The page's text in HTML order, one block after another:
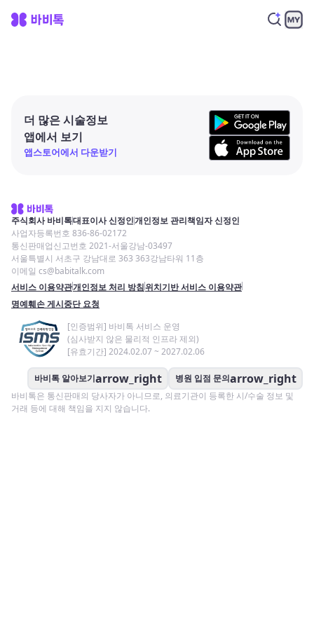
더 많은 시술정보
앱에서 보기
앱스토어에서 다운받기
주식회사 바비톡대표이사 신정인개인정보 관리책임자 신정인
사업자등록번호 836-86-02172
통신판매업신고번호 2021-서울강남-03497
서울특별시 서초구 강남대로 363 363강남타워 11층
이메일 cs@babitalk.com
서비스 이용약관개인정보 처리 방침위치기반 서비스 이용약관
명예훼손 게시중단 요청
[인증범위] 바비톡 서비스 운영
(심사받지 않은 물리적 인프라 제외)
[유효기간] 2024.02.07 ~ 2027.02.06
바비톡 알아보기arrow_right 병원 입점 문의arrow_right
바비톡은 통신판매의 당사자가 아니므로, 의료기관이 등록한 시/수술 정보 및
거래 등에 대해 책임을 지지 않습니다.